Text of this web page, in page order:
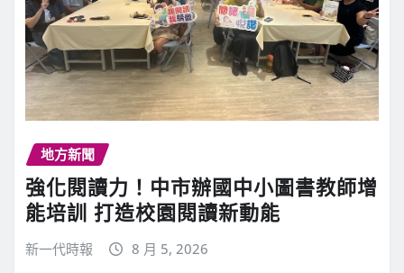
地方新聞
強化閱讀力！中市辦國中小圖書教師增
能培訓 打造校園閱讀新動能
新一代時報 8 月 5, 2026